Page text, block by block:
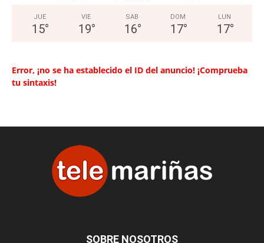
JUE
15°
VIE
19°
SAB
16°
DOM
17°
LUN
17°
Error, ¡no se ha establecido el ID del anuncio! ¡Comprueba
tu sintaxis!
SOBRE NOSOTROS